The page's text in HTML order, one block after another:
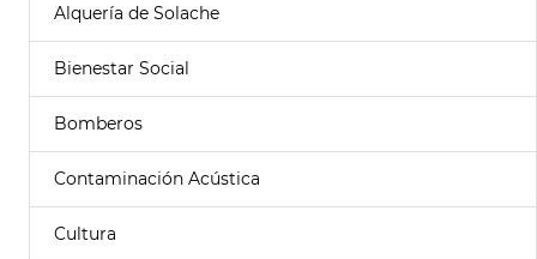
Alquería de Solache
Bienestar Social
Bomberos
Contaminación Acústica
Cultura